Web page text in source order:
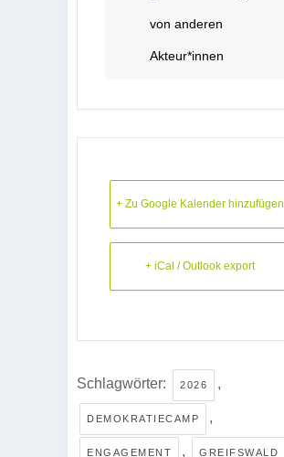
von anderen
Akteur*innen
+ Zu Google Kalender hinzufügen
+ iCal / Outlook export
Schlagwörter: 2026 ,
DEMOKRATIECAMP ,
ENGAGEMENT , GREIFSWALD